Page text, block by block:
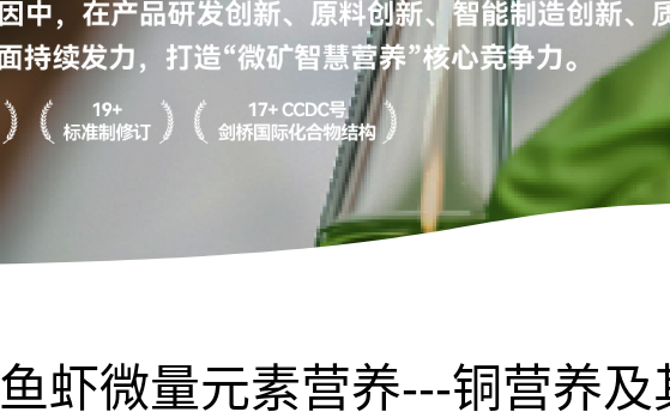
鱼虾微量元素营养---铜营养及